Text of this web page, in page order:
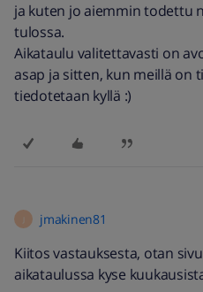
ja kuten jo aiemmin todettu
tulossa.
Aikataulu valitettavasti on
asap ja sitten, kun meillä on
tiedotetaan kyllä :)
jmakinen81
Kiitos vastauksesta, otan
aikataulussa kyse